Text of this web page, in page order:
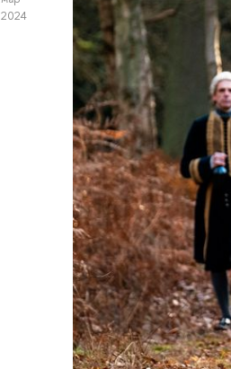
2024